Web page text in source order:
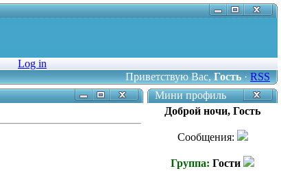
Log in
Приветствую Вас,Гость·RSS
Мини профиль
Доброй ночи, Гость
Сообщения:
Группа: Гости